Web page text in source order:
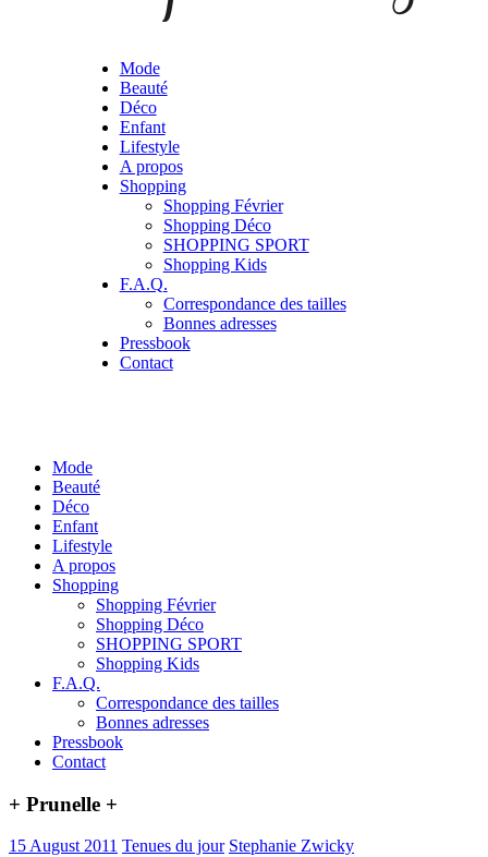
Mode
Beauté
Déco
Enfant
Lifestyle
A propos
Shopping
Shopping Février
Shopping Déco
SHOPPING SPORT
Shopping Kids
F.A.Q.
Correspondance des tailles
Bonnes adresses
Pressbook
Contact
Mode
Beauté
Déco
Enfant
Lifestyle
A propos
Shopping
Shopping Février
Shopping Déco
SHOPPING SPORT
Shopping Kids
F.A.Q.
Correspondance des tailles
Bonnes adresses
Pressbook
Contact
+ Prunelle +
15 August 2011 Tenues du jour Stephanie Zwicky